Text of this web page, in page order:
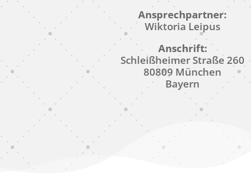
Ansprechpartner:
Wiktoria Leipus
Anschrift:
Schleißheimer Straße 260
80809 München
Bayern